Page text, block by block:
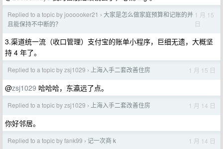
Replied to a topic by joooooker21 › 大家是怎么做家庭预算和记账的并
且能保持不中断的？
1 月 15
日
3.渠道统一流（收口管理）支付宝的账单小程序，巨细无遗，大概坚
持 4 年了。
Replied to a topic by zsj1029 › 上海入手二套改善住房 1 月 15 日
@zsj1029 哈哈哈，东瀛远了点。
Replied to a topic by zsj1029 › 上海入手二套改善住房 1 月 14 日
你好邻居。
Replied to a topic by fank99 › 记一次商 k 1 月 14 日